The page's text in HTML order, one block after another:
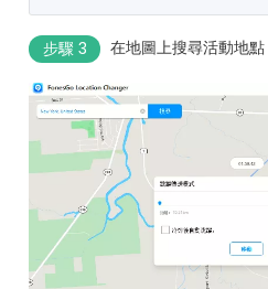
步驟 3 在地圖上搜尋活動地點